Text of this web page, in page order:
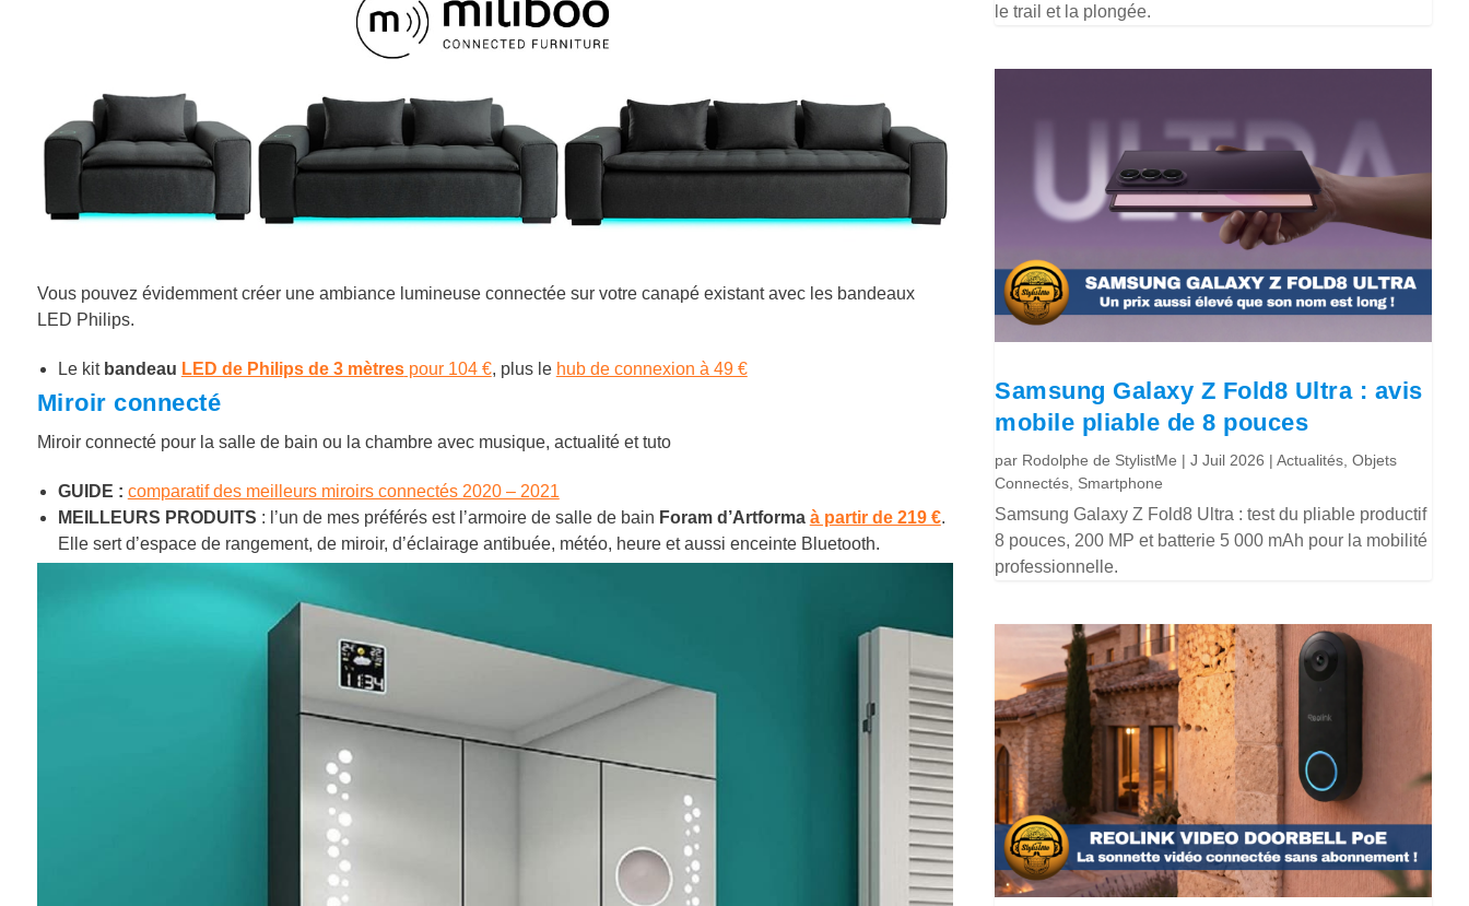
Vous pouvez évidemment créer une ambiance lumineuse connectée sur votre canapé existant avec les bandeaux
LED Philips.
Le kit bandeau LED de Philips de 3 mètrespour 104 €, plus le hub de connexion à 49 €
Miroir connecté
Miroir connecté pour la salle de bain ou la chambre avec musique, actualité et tuto
GUIDE : comparatif des meilleurs miroirs connectés 2020 – 2021
MEILLEURS PRODUITS : l’un de mes préférés est l’armoire de salle de bain Foram d’Artforma à partir de 219 €.
Elle sert d’espace de rangement, de miroir, d’éclairage antibuée, météo, heure et aussi enceinte Bluetooth.
le trail et la plongée.
Samsung Galaxy Z Fold8 Ultra : avis
mobile pliable de 8 pouces
par Rodolphe de StylistMe |J Juil 2026 |Actualités ,Objets
Connectés Smartphone
Samsung Galaxy Z Fold8 Ultra : test du pliable productif
8 pouces, 200 MP et batterie 5 000 mAh pour la mobilité
professionnelle.